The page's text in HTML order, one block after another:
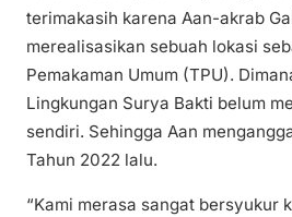
terimakasih karena Aan-akrab
merealisasikan sebuah lokasi
Pemakaman Umum (TPU).
Lingkungan Surya Bakti belum
sendiri. Sehingga Aan
Tahun 2022 lalu.
“Kami merasa sangat bersyukur